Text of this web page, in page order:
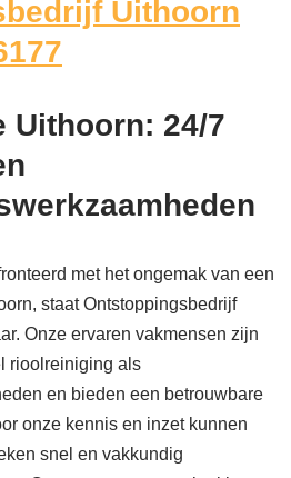
Uithoorn
Uithoorn: 24/7
met het ongemak van een
staat Ontstoppingsbedrijf
Onze ervaren vakmensen zijn
rioolreiniging als
en bieden een betrouwbare
onze kennis en inzet kunnen
snel en vakkundig